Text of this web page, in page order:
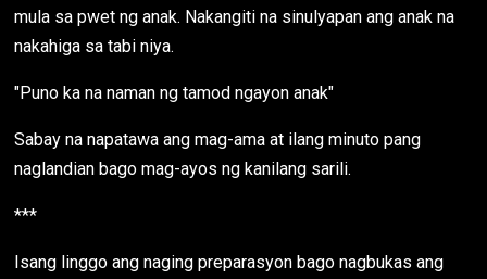
mula sa pwet ng anak. Nakangiti na sinulyapan ang anak na
nakahiga sa tabi niya.
"Puno ka na naman ng tamod ngayon anak"
Sabay na napatawa ang mag-ama at ilang minuto pang
naglandian bago mag-ayos ng kanilang sarili.
***
Isang linggo ang naging preparasyon bago nagbukas ang